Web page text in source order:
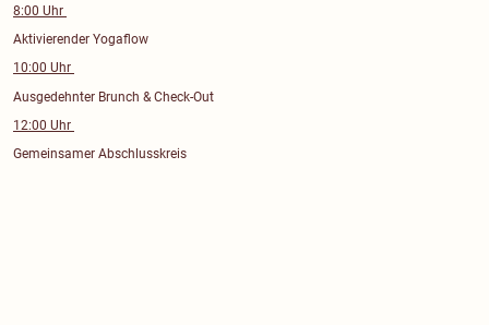
8:00 Uhr
Aktivierender Yogaflow
10:00 Uhr
Ausgedehnter Brunch & Check-Out
12:00 Uhr
Gemeinsamer Abschlusskreis